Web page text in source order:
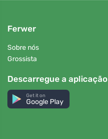
Ferwer
Sobre nós
Grossista
Descarregue a aplicação
Get it on
Google Play